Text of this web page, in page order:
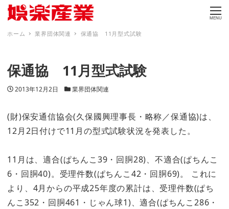
MENU
ホーム 業界団体関連 保通協 11月型式試験
保通協 11月型式試験
投稿日
2013年12月2日 カテゴリー
業界団体関連
(財)保安通信協会(久保國興理事長・略称／保通協)は、
12月2日付けで11月の型式試験状況を発表した。
11月は、適合(ぱちんこ39・回胴28)、不適合(ぱちんこ
6・回胴40)。受理件数(ぱちんこ42・回胴69)。 これに
より、4月からの平成25年度の累計は、受理件数(ぱち
んこ352・回胴461・じゃん球1)、適合(ぱちんこ286・